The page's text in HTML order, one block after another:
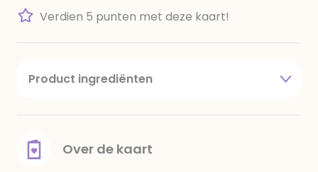
Verdien 5 punten met deze kaart!
Product ingrediënten
amandelen,cacaomassa, emulgator (sojalecithine),
voedingszuur: citroenzuur E 330, verdikkingsmiddel
E415, water, bevochtigingsmiddel E422, emulgator:
Over de kaart